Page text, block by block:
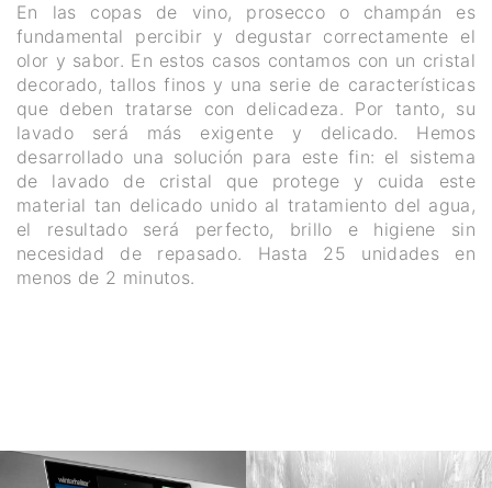
En las copas de vino, prosecco o champán es
fundamental percibir y degustar correctamente el
olor y sabor. En estos casos contamos con un cristal
decorado, tallos finos y una serie de características
que deben tratarse con delicadeza. Por tanto, su
lavado será más exigente y delicado. Hemos
desarrollado una solución para este fin: el sistema
de lavado de cristal que protege y cuida este
material tan delicado unido al tratamiento del agua,
el resultado será perfecto, brillo e higiene sin
necesidad de repasado. Hasta 25 unidades en
menos de 2 minutos.